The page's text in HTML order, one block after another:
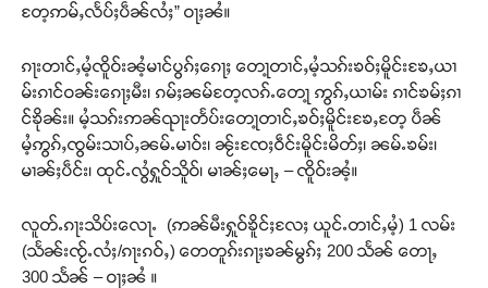
တႄ့ဢမ်ႇလႅပ်ႈပဵၼ်လႆႈ” ဝႃႈၼႆ။
ၵႃးတၢင်ႇမႆ့ၸိူဝ်းၼႆ့မၢင်ပွၵ်ႈၵေႃႈ တေႃ့တၢင်ႇမႆ့သၵ်းၶဝ်ႈမိူင်းၶႄႇယၢ
မ်းၵၢင်ဝၼ်းၵေႃႈမီး၊ ၵမ်ႈၼမ်တႄ့လၵ်ႉတေႃ့ ဢွၵ်ႇယၢမ်း ၵၢင်ၶမ်ႈၵၢ
င်ၶိုၼ်း။ မႆ့သၵ်းဢၼ်ၺႃးတႅပ်းတေႃ့တၢင်ႇၶဝ်ႈမိူင်းၶႄႇတႄ့ ပဵၼ်
မႆ့ဢွၵ်ႇၸွမ်းသၢပ်ႇၼမ်ႉမၢဝ်း၊ ၼႂ်းၸႄႈဝဵင်းမိူင်းမိတ်ႈ၊ ၼမ်ႉၶမ်း၊
မၢၼ်ႈပဵင်း၊ ထုင်ႉလွႆႁူဝ်သိူဝ်၊ မၢၼ်ႈမေႃႇ – ၸိူဝ်းၼႆ့။
လူတ်ႉၵႃးသိပ်းလေႃႉ (ဢၼ်မီးႁူဝ်ၶိူင်ႈလႄႈ ယူင်ႉတၢင်ႇမႆ့) 1 လမ်း
(သႅၼ်းၸႂ်ႉလႆႈ/ၵႃးၵဝ်ႇ) တေတူၵ်းၵႃႈၶၼ်မွၵ်ႈ 200 သႅၼ် တေႃႇ
300 သႅၼ် – ဝႃႈၼႆ ။